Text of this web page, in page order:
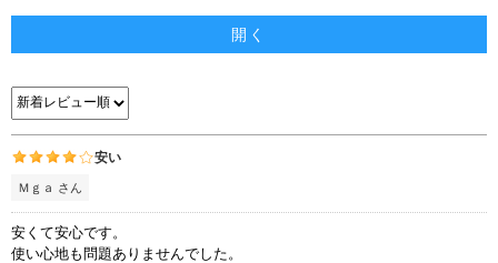
開く
安い
Ｍｇａ さん
安くて安心です。
使い心地も問題ありませんでした。